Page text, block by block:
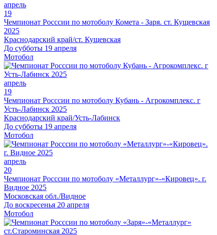
апрель
19
Чемпионат Росссии по мотоболу Комета - Заря. ст. Кущевская
2025
Краснодарский край/ст. Кущевская
До субботы 19 апреля
Мотобол
апрель
19
Чемпионат Росссии по мотоболу Кубань - Агрокомплекс. г
Усть-Лабинск 2025
Краснодарский край/Усть-Лабинск
До субботы 19 апреля
Мотобол
апрель
20
Чемпионат Росссии по мотоболу «Металлург»-«Кировец». г.
Видное 2025
Московская обл./Видное
До воскресенья 20 апреля
Мотобол